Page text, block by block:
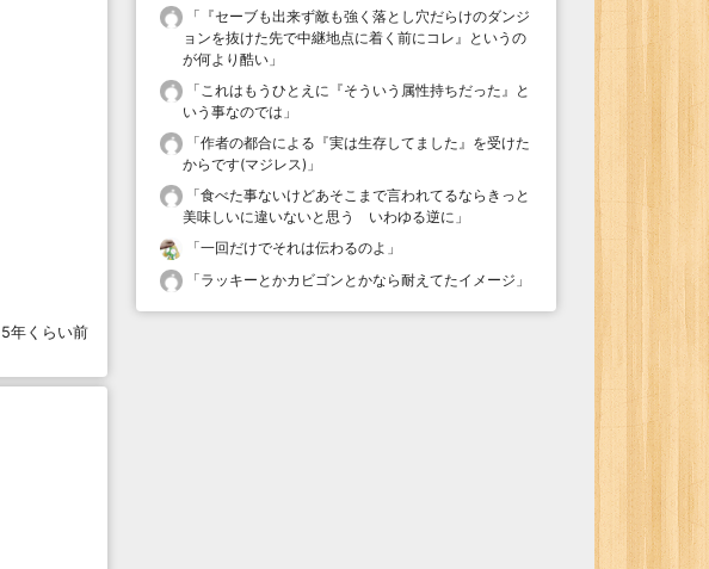
5年くらい前
「 『セーブも出来ず敵も強く落とし穴だらけのダンジ
ョンを抜けた先で中継地点に着く前にコレ』というの
が何より酷い 」
「 これはもうひとえに『そういう属性持ちだった』と
いう事なのでは 」
「作者の都合による『実は生存してました』を受けた
からです(マジレス) 」
「食べた事ないけどあそこまで言われてるならきっと
美味しいに違いないと思う いわゆる逆に 」
「一回だけでそれは伝わるのよ 」
「ラッキーとかカビゴンとかなら耐えてたイメージ 」